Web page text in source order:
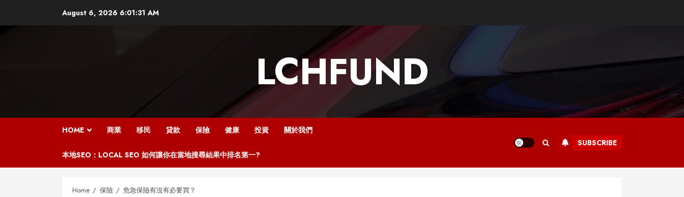
August 6, 2026 6:01:32 AM
LCHFUND
HOME 商業 移民 貸款 保險 健康 投資 關於我們
本地SEO：LOCAL SEO 如何讓你在當地搜尋結果中排名第一?
SUBSCRIBE
Home 保險 危急保險有沒有必要買？